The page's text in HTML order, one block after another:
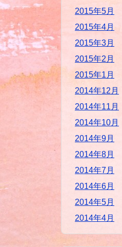
2015年5月
2015年4月
2015年3月
2015年2月
2015年1月
2014年12月
2014年11月
2014年10月
2014年9月
2014年8月
2014年7月
2014年6月
2014年5月
2014年4月